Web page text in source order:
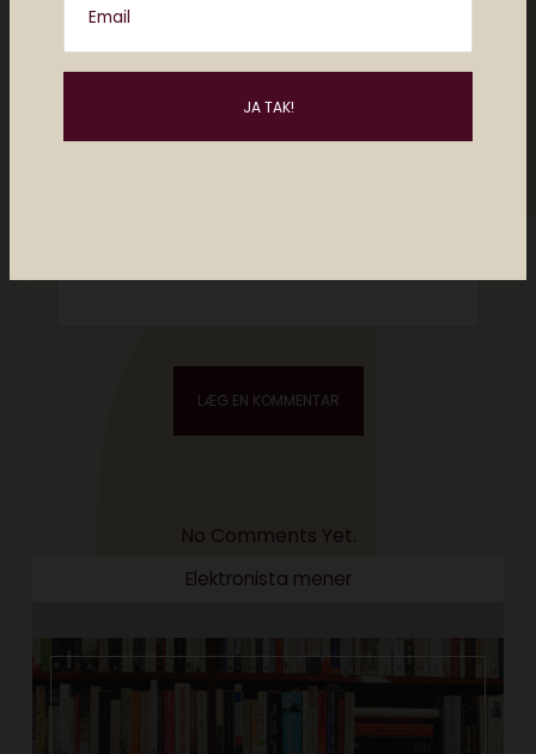
Email
No Comments Yet.
Elektronista mener